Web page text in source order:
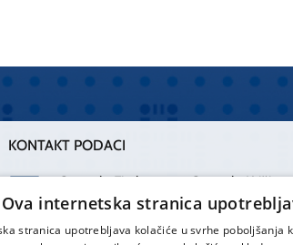
KONTAKT PODACI
Centrala Firule
021 556 111
Centrala Križine
021 557 111
Ova internetska stranica
stranica upotrebljava kolačiće u svrhe poboljšanja